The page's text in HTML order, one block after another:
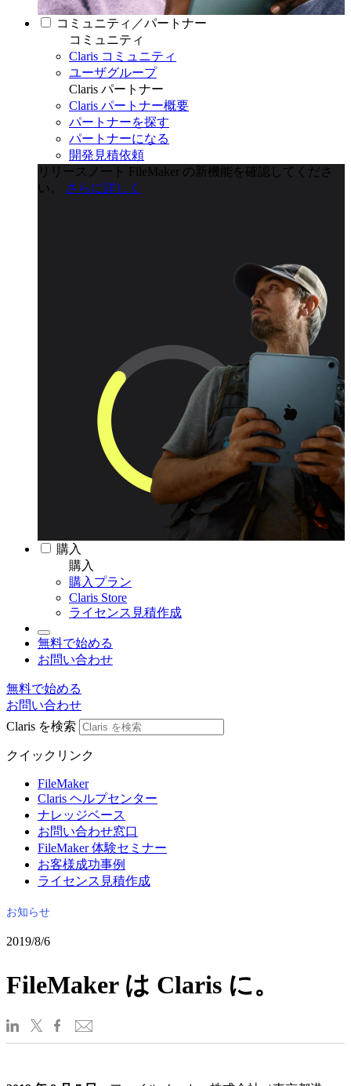
コミュニティ／パートナー
コミュニティ
Claris コミュニティ
ユーザグループ
Claris パートナー
Claris パートナー概要
パートナーを探す
パートナーになる
開発見積依頼
リリースノート
FileMaker の新機能を確認してくださ
い。
さらに詳しく
購入
購入
購入プラン
Claris Store
ライセンス見積作成
無料で始める
お問い合わせ
無料で始める
お問い合わせ
Claris を検索
クイックリンク
FileMaker
Claris ヘルプセンター
ナレッジベース
お問い合わせ窓口
FileMaker 体験セミナー
お客様成功事例
ライセンス見積作成
お知らせ
2019/8/6
FileMaker は Claris に。